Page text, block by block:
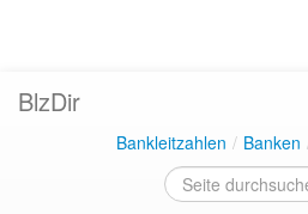
BlzDir
Bankleitzahlen / Banken